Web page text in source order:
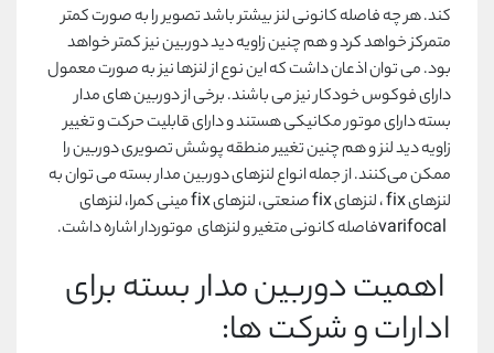
کند. هر چه فاصله کانونی لنز بیشتر باشد تصویر را به صورت کمتر
متمرکز خواهد کرد و هم چنین زاویه دید دوربین نیز کمتر خواهد
بود. می توان اذعان داشت که این نوع از لنزها نیز به صورت معمول
دارای فوکوس خودکار نیز می باشند. برخی از دوربین ‌های مدار
بسته دارای موتور مکانیکی هستند و دارای قابلیت حرکت و تغییر
زاویه دید لنز و هم چنین تغییر منطقه پوشش تصویری دوربین را
ممکن می‌کنند. از جمله انواع لنزهای دوربین مدار بسته می توان به
لنزهایfix، لنزهایfixصنعتی، لنزهایfixمینی کمرا، لنزهای
varifocalفاصله کانونی متغیر و لنزهای موتوردار اشاره داشت.
اهمیت دوربین مدار بسته برای
ادارات و شرکت ها: